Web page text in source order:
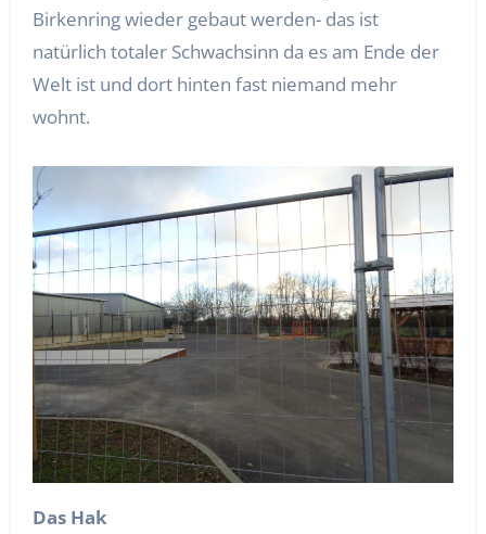
Birkenring wieder gebaut werden- das ist
natürlich totaler Schwachsinn da es am Ende der
Welt ist und dort hinten fast niemand mehr
wohnt.
Das Hak